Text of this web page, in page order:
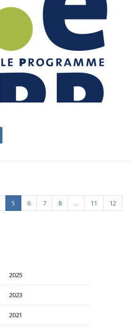
5 6 7 8 ... 11
12
2025
2023
2021